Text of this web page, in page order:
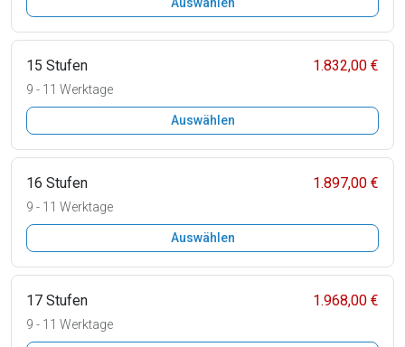
15 Stufen 1.832,00 €
9 - 11 Werktage
Auswählen
16 Stufen 1.897,00 €
9 - 11 Werktage
Auswählen
17 Stufen 1.968,00 €
9 - 11 Werktage